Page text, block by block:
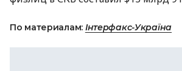
По материалам: Інтерфакс-Україна